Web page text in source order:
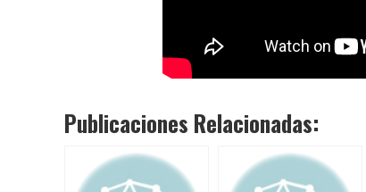
Publicaciones Relacionadas: